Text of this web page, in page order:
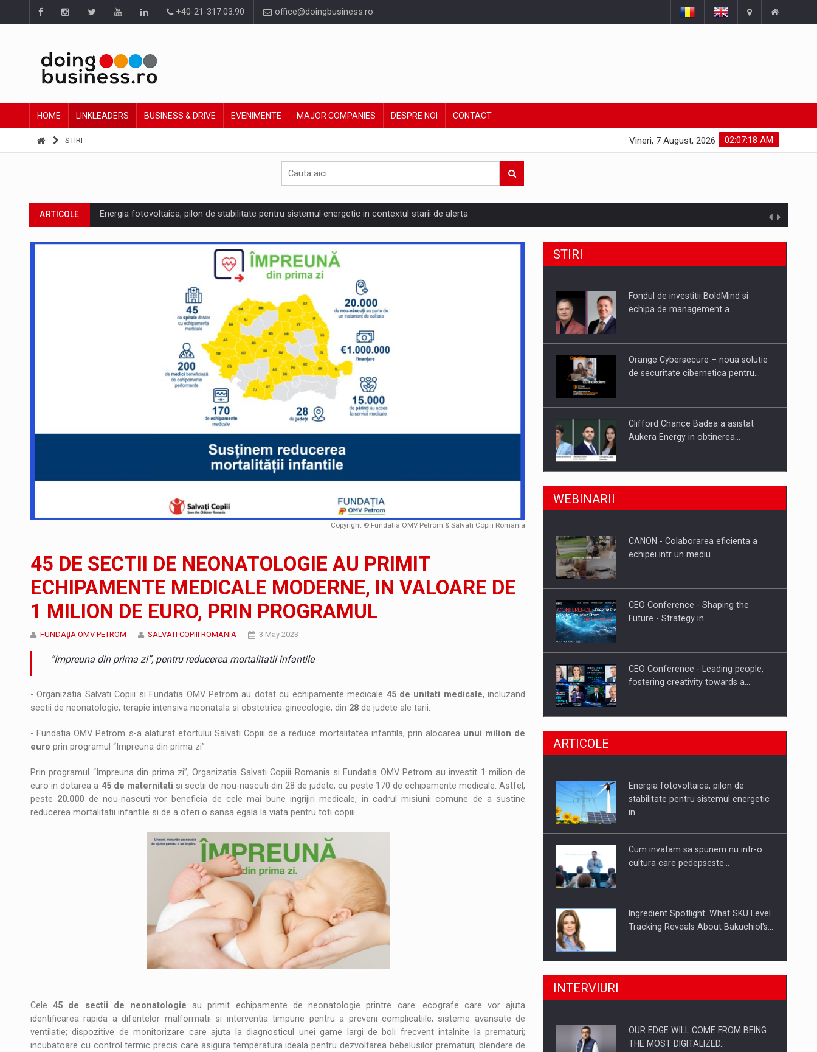
+40-21-317.03.90 office@doingbusiness.ro
HOME LINKLEADERS BUSINESS & DRIVE EVENIMENTE MAJOR COMPANIES DESPRE NOI CONTACT
STIRI 02:07:19 AM
Vineri, 7 August, 2026
ARTICOLE Energia fotovoltaica, pilon de stabilitate pentru sistemul energetic in contextul starii de alerta
ARTICOLE Cum invatam sa spunem nu intr-o cultura care pedepseste granitele?
Ingredient Spotlight: What SKU Level Tracking Reveals About Bakuchiol's Evolution
Producatorii si comerciantii care nu se supun noilor reglementari UE privind ambalajele pot risca retragerea produselor din piata
LEADERSHIP IN MISCARE
CU BATERIILE PERMANENT INCARCATE
PUTTING ROMANIAN CORPORATE COMPANIES ON THE INTERNATIONAL BUSINESS SCENE
OUR EDGE WILL COME FROM BEING THE MOST DIGITALIZED WHOLESALER IN ROMANIA
COFFEE IS OUR LOVE LANGUAGE
Hard Enduro Piatra Craiului 2026, fueled by benzinariile RO concept OSCAR – peste 500 de participanti
Fondul de investitii BoldMind si echipa de management a Pall-Ex, liderul pietei de transport paletizat din Romania, preiau compania intr-o tranzactie de peste 25…
STIRI RANGE ROVER DEZVALUIE AL CINCILEA MEMBRU AL FAMILIEI: RANGE ROVER GT
STIRI JAECOO 5 SHS-H a ajuns in Romania
ARTICOLE Proteinmaxxing and the Future of Protein Demand
Copyright © Fundatia OMV Petrom & Salvati Copiii Romania
45 DE SECTII DE NEONATOLOGIE AU PRIMIT
ECHIPAMENTE MEDICALE MODERNE, IN VALOARE DE
1 MILION DE EURO, PRIN PROGRAMUL
FUNDAţIA OMV PETROM SALVATI COPIII ROMANIA 3 May 2023
“Impreuna din prima zi”, pentru reducerea mortalitatii infantile
- Organizatia Salvati Copiii si Fundatia OMV Petrom au dotat cu echipamente medicale 45 de unitati medicale, incluzand
sectii de neonatologie, terapie intensiva neonatala si obstetrica-ginecologie, din 28 de judete ale tarii.
- Fundatia OMV Petrom s-a alaturat efortului Salvati Copiii de a reduce mortalitatea infantila, prin alocarea unui milion de
euro prin programul “Impreuna din prima zi”
Prin programul “Impreuna din prima zi”, Organizatia Salvati Copiii Romania si Fundatia OMV Petrom au investit 1 milion de
euro in dotarea a 45 de maternitati si sectii de nou-nascuti din 28 de judete, cu peste 170 de echipamente medicale. Astfel,
peste 20.000 de nou-nascuti vor beneficia de cele mai bune ingrijiri medicale, in cadrul misiunii comune de a sustine
reducerea mortalitatii infantile si de a oferi o sansa egala la viata pentru toti copiii.
Cele45 de sectii de neonatologie au primit echipamente de neonatologie printre care: ecografe care vor ajuta
identificarea rapida a diferitelor malformatii si interventia timpurie pentru a preveni complicatiile; sisteme avansate de
ventilatie; dispozitive de monitorizare care ajuta la diagnosticul unei game largi de boli frecvent intalnite la prematuri;
incubatoare cu control termic precis care asigura temperatura ideala pentru dezvoltarea bebelusilor prematuri; blendere de
STIRI
Fondul de investitii BoldMind si
echipa de management a…
Orange Cybersecure – noua solutie
de securitate cibernetica pentru…
Clifford Chance Badea a asistat
Aukera Energy in obtinerea…
SAPTE PERSONALITATI DIN MEDIUL
Hard Enduro Piatra Craiului 2026,
WEBINARII
CANON - Colaborarea eficienta a
echipei intr un mediu…
CEO Conference - Shaping the
Future - Strategy in…
CEO Conference - Leading people,
fostering creativity towards a…
CEO Conference - Shaping The
Webinar - Business Evolution-
RETHINK STRATEGY-Finantare
ARTICOLE
Energia fotovoltaica, pilon de
stabilitate pentru sistemul energetic
in…
Cum invatam sa spunem nu intr-o
cultura care pedepseste…
Ingredient Spotlight: What SKU Level
Tracking Reveals About Bakuchiol's…
Producatorii si comerciantii care nu
Proteinmaxxing and the Future of
INTERVIURI
OUR EDGE WILL COME FROM BEING
THE MOST DIGITALIZED…